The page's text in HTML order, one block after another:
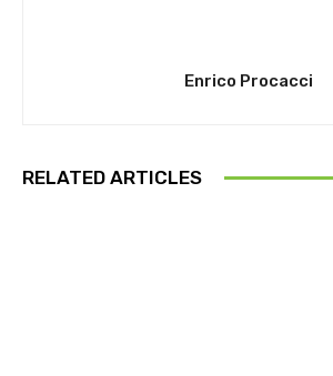
Enrico Procacci
RELATED ARTICLES